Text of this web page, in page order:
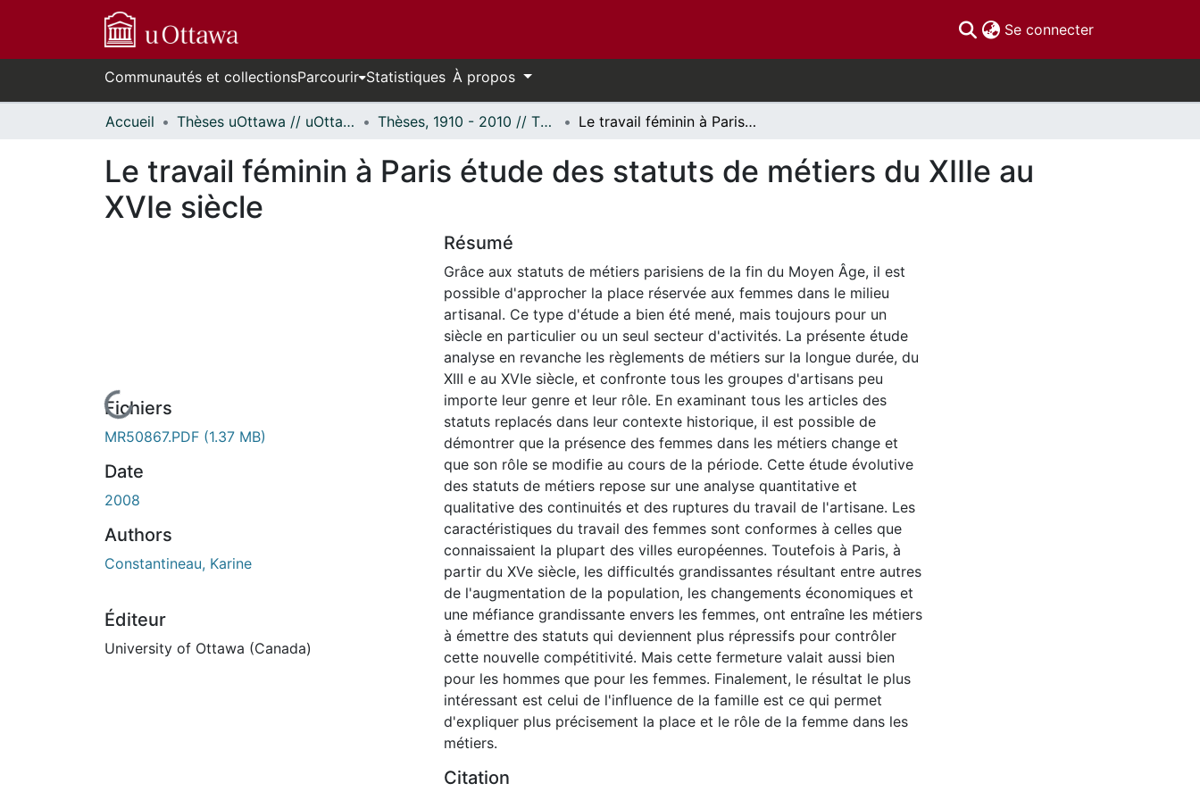
Se connecter(current)
Communautés et collectionsParcourir Statistiques À propos
Accueil Thèses uOttawa // uOttawa Theses Thèses, 1910 - 2010 // Theses, 1910 - 2010 Le travail féminin à Paris étude des statuts de métiers du XIIIe au XVIe siècle
Le travail féminin à Paris étude des statuts de métiers du XIIIe au
XVIe siècle
En cours de chargement...
Fichiers
MR50867.PDF (1.37 MB)
Date
2008
Authors
Constantineau, Karine
Éditeur
University of Ottawa (Canada)
Résumé
Grâce aux statuts de métiers parisiens de la fin du Moyen Âge, il est
possible d'approcher la place réservée aux femmes dans le milieu
artisanal. Ce type d'étude a bien été mené, mais toujours pour un
siècle en particulier ou un seul secteur d'activités. La présente étude
analyse en revanche les règlements de métiers sur la longue durée, du
XIII e au XVIe siècle, et confronte tous les groupes d'artisans peu
importe leur genre et leur rôle. En examinant tous les articles des
statuts replacés dans leur contexte historique, il est possible de
démontrer que la présence des femmes dans les métiers change et
que son rôle se modifie au cours de la période. Cette étude évolutive
des statuts de métiers repose sur une analyse quantitative et
qualitative des continuités et des ruptures du travail de l'artisane. Les
caractéristiques du travail des femmes sont conformes à celles que
connaissaient la plupart des villes européennes. Toutefois à Paris, à
partir du XVe siècle, les difficultés grandissantes résultant entre autres
de l'augmentation de la population, les changements économiques et
une méfiance grandissante envers les femmes, ont entraîne les métiers
à émettre des statuts qui deviennent plus répressifs pour contrôler
cette nouvelle compétitivité. Mais cette fermeture valait aussi bien
pour les hommes que pour les femmes. Finalement, le résultat le plus
intéressant est celui de l'influence de la famille est ce qui permet
d'expliquer plus précisement la place et le rôle de la femme dans les
métiers.
Citation